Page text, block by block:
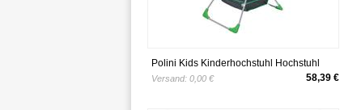
Polini Kids Kinderhochstuhl Hochstuhl
Babystuhl mit Motiv, 1459-05
Versand: 0,00 € 58,39 €